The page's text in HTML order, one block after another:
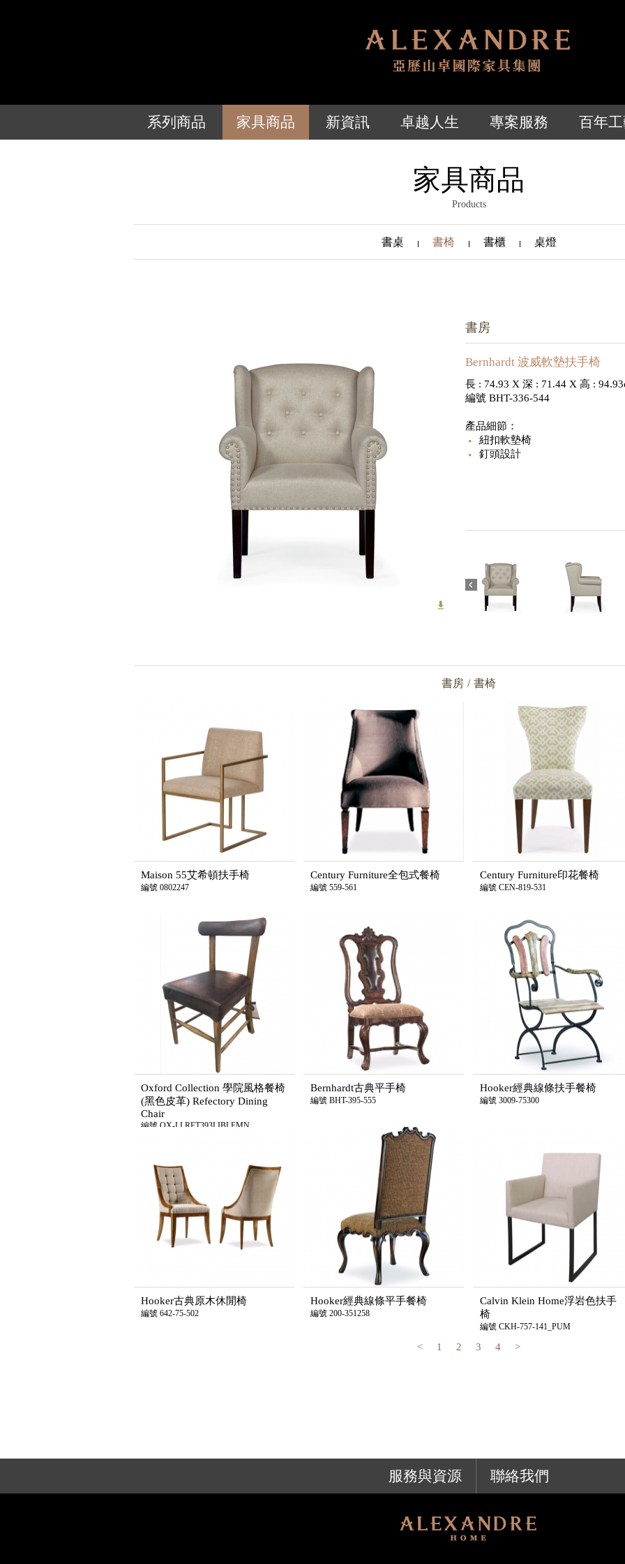
系列商品 家具商品 新資訊 卓越人生 專案服務 百年
家具商品
Products
書桌 書椅 書櫃 桌燈
書房
Bernhardt 波威軟墊扶手椅
長 : 74.93 X 深 : 71.44 X 高 :
編號 BHT-336-544
產品細節：
紐扣軟墊椅
釘頭設計
書房 / 書椅
Maison 55艾希頓扶手椅
編號 0802247
Century Furniture全包式餐椅
編號 559-561
Century Furniture印花餐椅
編號 CEN-819-531
Oxford Collection 學院風格餐椅
(黑色皮革) Refectory Dining
Chair
編號 OX-LLRFT393LIBLEMN
Bernhardt古典平手椅
編號 BHT-395-555
Hooker經典線條扶手餐椅
編號 3009-75300
Hooker古典原木休閒椅
編號 642-75-502
Hooker經典線條平手餐椅
編號 200-351258
Calvin Klein Home浮岩色扶手
椅
編號 CKH-757-141_PUM
< 1 2 3 4 >
服務與資源 聯絡我們